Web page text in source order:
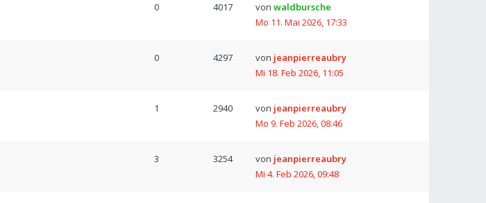
0 4017 von waldbursche
Mo 11. Mai 2026, 17:33
0 4297 von jeanpierreaubry
Mi 18. Feb 2026, 11:05
1 2940 von jeanpierreaubry
Mo 9. Feb 2026, 08:46
3 3254 von jeanpierreaubry
Mi 4. Feb 2026, 09:48